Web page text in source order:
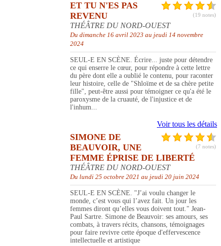
(19 notes)
ET TU N'ES PAS
REVENU
THÉÂTRE DU NORD-OUEST
Du dimanche 16 avril 2023 au jeudi 14 novembre
2024
SEUL-E EN SCÈNE. Écrire... juste pour détendre
ce qui enserre le cœur, pour répondre à cette lettre
du père dont elle a oublié le contenu, pour raconter
leur histoire, celle de "Shloïme et de sa chère petite
fille", peut-être aussi pour témoigner ce qu'a été le
paroxysme de la cruauté, de l'injustice et de
l'inhum...
Voir tous les détails
(7 notes)
SIMONE DE
BEAUVOIR, UNE
FEMME ÉPRISE DE LIBERTÉ
THÉÂTRE DU NORD-OUEST
Du lundi 25 octobre 2021 au jeudi 20 juin 2024
SEUL-E EN SCÈNE. "J’ai voulu changer le
monde, c’est vous qui l’avez fait. Un jour les
femmes diront qu’elles vous doivent tout." Jean-
Paul Sartre. Simone de Beauvoir: ses amours, ses
combats, à travers récits, chansons, témoignages
pour faire revivre cette époque d'effervescence
intellectuelle et artistique